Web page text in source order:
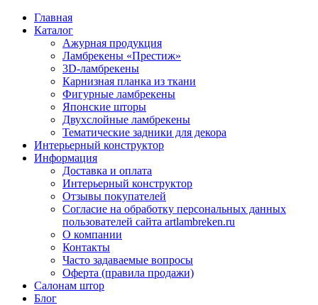
Главная
Каталог
Ажурная продукция
Ламбрекены «Престиж»
3D-ламбрекены
Карнизная планка из ткани
Фигурные ламбрекены
Японские шторы
Двухслойные ламбрекены
Тематические задники для декора
Интерьерный конструктор
Информация
Доставка и оплата
Интерьерный конструктор
Отзывы покупателей
Согласие на обработку персональных данных
пользователей сайта artlambreken.ru
О компании
Контакты
Часто задаваемые вопросы
Оферта (правила продажи)
Салонам штор
Блог